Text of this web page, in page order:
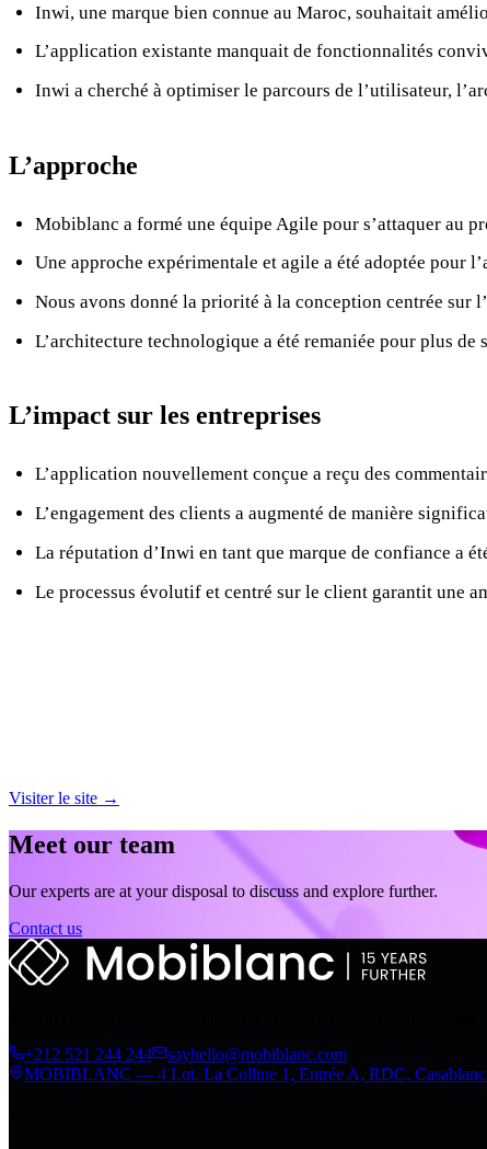
Inwi, une marque bien connue au Maroc, souhaitait
L’application existante manquait de fonctionnalités
Inwi a cherché à optimiser le parcours de l’utilisateur,
L’approche
Mobiblanc a formé une équipe Agile pour s’attaquer au
Une approche expérimentale et agile a été adoptée pour
Nous avons donné la priorité à la conception centrée sur
L’architecture technologique a été remaniée pour plus de
L’impact sur les entreprises
L’application nouvellement conçue a reçu des
L’engagement des clients a augmenté de manière
La réputation d’Inwi en tant que marque de confiance a
Le processus évolutif et centré sur le client garantit une
Visiter le site →
Meet our team
Our experts are at your disposal to discuss and explore further.
Contact us
+212 521 244 244
sayhello@mobiblanc.com
MOBIBLANC — 4 Lot. La Colline 1, Entrée A, RDC,